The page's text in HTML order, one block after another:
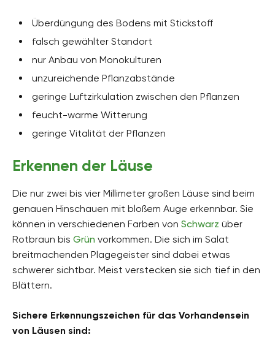
Überdüngung des Bodens mit Stickstoff
falsch gewählter Standort
nur Anbau von Monokulturen
unzureichende Pflanzabstände
geringe Luftzirkulation zwischen den Pflanzen
feucht-warme Witterung
geringe Vitalität der Pflanzen
Erkennen der Läuse
Die nur zwei bis vier Millimeter großen Läuse sind beim
genauen Hinschauen mit bloßem Auge erkennbar. Sie
können in verschiedenen Farben von Schwarz über
Rotbraun bis Grün vorkommen. Die sich im Salat
breitmachenden Plagegeister sind dabei etwas
schwerer sichtbar. Meist verstecken sie sich tief in den
Blättern.
Sichere Erkennungszeichen für das Vorhandensein
von Läusen sind: